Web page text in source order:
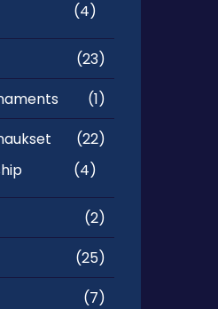
(4)
(23)
(1)
(22)
(4)
(2)
(25)
(7)